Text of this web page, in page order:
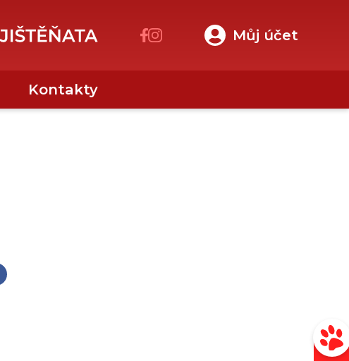
Můj účet
Kontakty